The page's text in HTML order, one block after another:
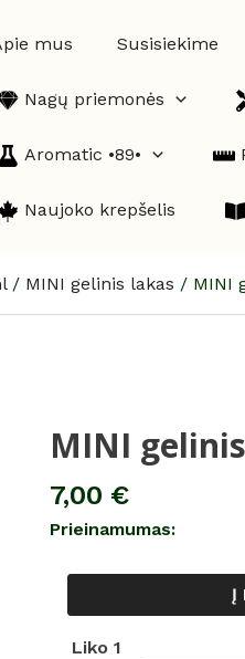
mus Susisiekime
Nagų priemonės
Aromatic •89•
Naujoko krepšelis
/ MINI gelinis lakas / MINI
MINI
7,00 €
Prieinamumas:
produkto
MINI
gelinis
NR.
Į
Liko 1